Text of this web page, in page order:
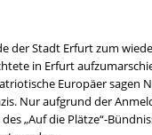
der Stadt Erfurt zum
in Erfurt
Europäer sagen
Nur aufgrund der
„Auf die Plätze“-